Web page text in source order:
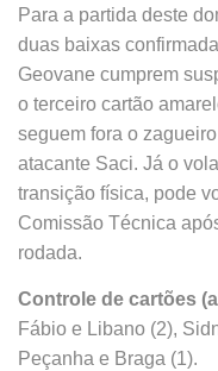
Para a partida deste
duas baixas
Geovane cumprem
o terceiro cartão
seguem fora o
atacante Saci. Já o
transição física, pode
Comissão Técnica
rodada.
Controle de cartões
Fábio e Libano (2),
Peçanha e Braga (1).